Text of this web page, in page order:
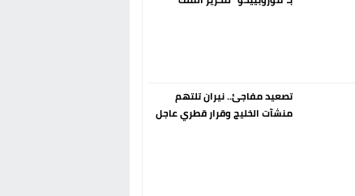
تصعيد مفاجئ.. نيران تلتهم
منشآت الخليج وقرار قطري عاجل